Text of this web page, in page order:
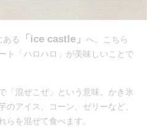
ある 「ice castle」 へ。こちら
ト「ハロハロ」が美味しいことで
「混ぜこぜ」という意味。かき氷
のアイス、コーン、ゼリーなど、
らを混ぜて食べます。